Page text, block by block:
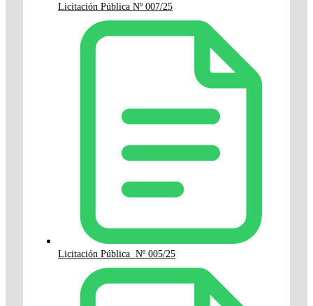
Licitación Pública Nº 007/25
Licitación Pública Nº 005/25